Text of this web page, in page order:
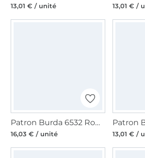
13,01 € / unité 13,01 € /
Patron Burda 6532 Robe et haut, en français
16,03 € / unité 13,01 € /